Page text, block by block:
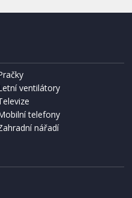
S-BAG SMS)
ventilátory
telefony
nářadí